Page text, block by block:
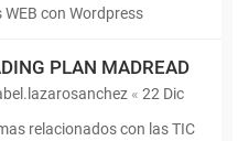
WEB con Wordpress
PLAN MADREAD
« 22 Dic
relacionados con las TIC